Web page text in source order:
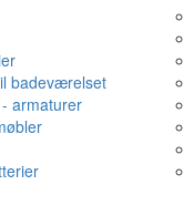
badeværelset
armaturer